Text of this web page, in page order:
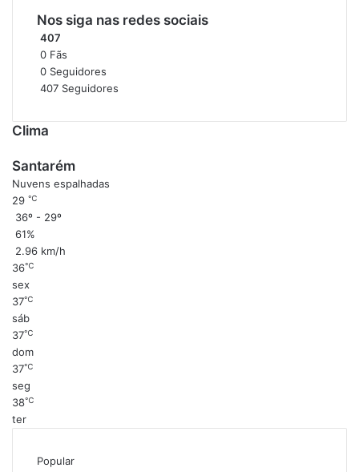
r
u
t
i
Nos siga nas redes sociais
407
0 Fãs
0 Seguidores
407 Seguidores
Clima
Santarém
Nuvens espalhadas
29 ℃
36º - 29º
61%
2.96 km/h
36℃
sex
37℃
sáb
37℃
dom
37℃
seg
38℃
ter
Popular